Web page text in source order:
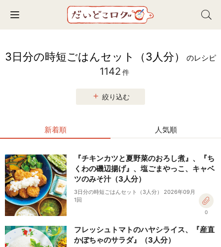
Toggle navigation
3日分の時短ごはんセット（3人分） のレシピ
1142 件
絞り込む
新着順 人気順
『チキンカツと夏野菜のおろし煮』、『ち
くわの磯辺揚げ』、塩ごまやっこ、キャベ
ツのみそ汁（3人分）
3日分の時短ごはんセット（3人分） 2026年09月
1回
0
フレッシュトマトのハヤシライス、『産直
かぼちゃのサラダ』（3人分）